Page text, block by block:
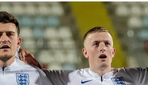
UD Almería
08.08.2026 1:00
Kozerki Open
Challenger
08.08.2026 1:00